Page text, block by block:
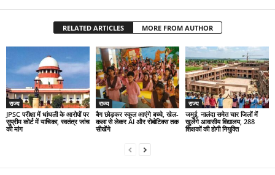
RELATED ARTICLES MORE FROM AUTHOR
राज्य
JPSC परीक्षा में धांधली के आरोपों पर
सुप्रीम कोर्ट में याचिका, स्वतंत्र जांच
की मांग
राज्य
बैग छोड़कर स्कूल आएंगे बच्चे, खेल-
कला से लेकर AI और रोबोटिक्स तक
सीखेंगे
राज्य
जमुई, नालंदा समेत चार जिलों में
खुलेंगे आवासीय विद्यालय, 288
शिक्षकों की होगी नियुक्ति